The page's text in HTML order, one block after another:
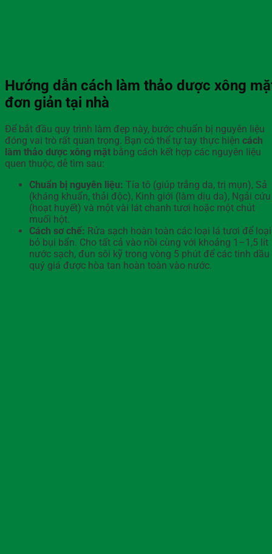
Hướng dẫn cách làm thảo dược xông
đơn giản tại nhà
Để bắt đầu quy trình làm đẹp này, bước chuẩn bị nguyên liệu
đóng vai trò rất quan trọng. Bạn có thể tự tay thực hiện cách
làm thảo dược xông mặt bằng cách kết hợp các nguyên liệu
quen thuộc, dễ tìm sau:
Chuẩn bị nguyên liệu: Tía tô (giúp trắng da, trị mụn), Sả
(kháng khuẩn, thải độc), Kinh giới (làm dịu da), Ngải cứu
(hoạt huyết) và một vài lát chanh tươi hoặc một chút
muối hột.
Cách sơ chế: Rửa sạch hoàn toàn các loại lá tươi để loại
bỏ bụi bẩn. Cho tất cả vào nồi cùng với khoảng 1–1,5 lít
nước sạch, đun sôi kỹ trong vòng 5 phút để các tinh dầu
quý giá được hòa tan hoàn toàn vào nước.